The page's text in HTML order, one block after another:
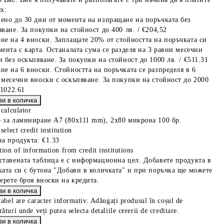
до 30 дни от момента на изпращане на поръчката без
За покупки на стойност до 400 лв. / €204,52
на 4 вноски. Заплащате 20% от стойността на поръчката си
с карта. Останалата сума се разделя на 3 равни месечни
без оскъпяване. За покупки на стойност до 1000 лв. / €511.31
на 6 вноски. Стойността на поръчката се разпределя в 6
вноски с оскъпяване. За покупки на стойност до 2000
ламиниране A7 (80x111 mm), 2x80 микрона 100 бр.
select credit institution
продукта: €1.33
of information from credit institutions
таблица е с информационна цел. Добавете продукта в
си с бутона "Добави в количката" и при поръчка ще можете
броя вноски на кредита.
are caracter informativ. Adăugați produsul în coșul de
unde veți putea selecta detaliile cererii de creditare.